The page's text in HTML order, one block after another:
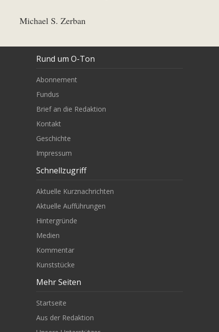
Michael S. Zerban
Rund um O-Ton
Abonnement
Fundus
Brief an die Redaktion
Kontakt
Geschichte
Impressum
Schnellzugriff
Aktuelle Kurznachrichten
Aktuelle Aufführungen
Hintergründe
Medien
Kommentar
Kunststücke
Mehr Seiten
Startseite
Aus der Redaktion